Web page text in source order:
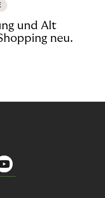
und Alt
neu.